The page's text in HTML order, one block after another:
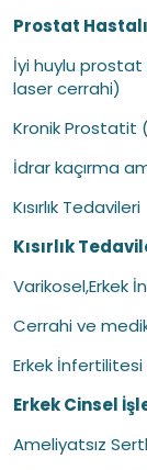
Prostat
İyi huylu prostat
laser cerrahi)
Kronik Prostatit
İdrar kaçırma
Kısırlık Tedavileri
Kısırlık
Varikosel,Erkek
Cerrahi ve
Erkek İnfertilitesi
Erkek Cinsel
Ameliyatsız